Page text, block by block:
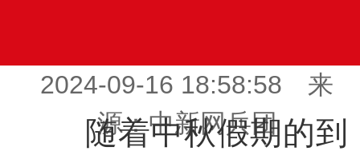
2024-09-16 18:58:58 来
源：中新网兵团
随着中秋假期的到